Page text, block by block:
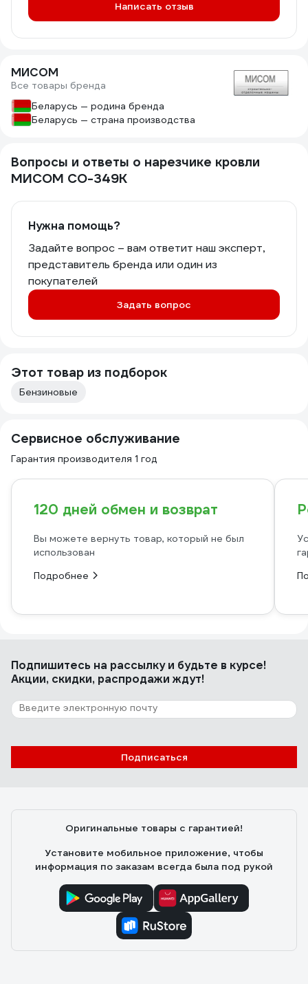
Написать отзыв
МИСОМ
Все товары бренда
Беларусь — родина бренда
Беларусь — страна производства
Вопросы и ответы о нарезчике кровли
МИСОМ СО-349К
Нужна помощь?
Задайте вопрос – вам ответит наш эксперт,
представитель бренда или один из
покупателей
Задать вопрос
Этот товар из подборок
Бензиновые
Сервисное обслуживание
Гарантия производителя 1 год
120 дней обмен и возврат
Вы можете вернуть товар, который не был
использован
Подробнее
Подпишитесь на рассылкуи будьте в курсе!
Акции, скидки, распродажи ждут!
Подписаться
Оригинальные товары с гарантией!
Установите мобильное приложение, чтобы
информация по заказам всегда была под рукой